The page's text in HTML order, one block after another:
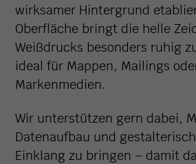
wirksamer Hintergrund
Oberfläche bringt die helle
Weißdrucks besonders ruhig
ideal für Mappen, Mailings
Markenmedien.
Wir unterstützen gern dabei,
Datenaufbau und
Einklang zu bringen – damit